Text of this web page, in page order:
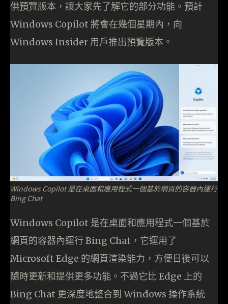
供預覽版本，讓大家先了解它的部分功能。預計
Windows Copilot 將會在幾個星期內，向
Windows Insider 用戶推出預覽版本。
Windows Copilot 是在桌面和應用程式一個基於網頁的容器內運行
Bing Chat
Windows Copilot 是在桌面和應用程式一個基於
網頁的容器內運行 Bing Chat，它運用了
Microsoft Edge 的網頁渲染能力，方便日後可以
隨時更新和提供更多功能。不過它比 Edge 上的
Bing Chat 更深度地整合到 Windows 操作系統